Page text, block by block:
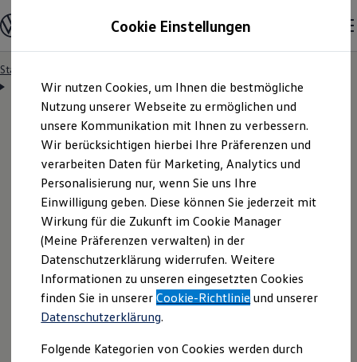
Hauptinhalt
springen
Footer
springen
Modelle & Konfigurator
Nutzfahrzeugkategorien entdecken
Modelle konfigurieren
Vorgängermodelle und Oldtimer
Vorgängermodelle
Oldtimer
Bulli Historie
Branchenlösungen & Gewerbekunden
Umbaulösungen und Hersteller finden
Auf- und Umbauten entdecken & konfigurieren
Groß- und Sonderkunden
Großkunden
Kommunen & Behörden
Journalisten
Sportvereine
Branchenlösungen
Bau & Handwerk
Gewerbliche Personenbeförderung
Service & mobile Werkstätten
Kurier, Logistik & Handel
Feuerwehr
Startseite
Servicetermin anfragen
Servicetermin bequem
online anfragen
Nutzen Sie unser Onlineformular, um schnell und
unkompliziert einen Servicetermin bei Ihrem
Volkswagen NutzfahrzeugePartner anzufragen.
Cookie Einstellungen
Wir nutzen Cookies, um Ihnen die bestmögliche
Nutzung unserer Webseite zu ermöglichen und
unsere Kommunikation mit Ihnen zu verbessern.
Wir berücksichtigen hierbei Ihre Präferenzen und
verarbeiten Daten für Marketing, Analytics und
Personalisierung nur, wenn Sie uns Ihre
Einwilligung geben. Diese können Sie jederzeit mit
Wirkung für die Zukunft im Cookie Manager
(Meine Präferenzen verwalten) in der
Datenschutzerklärung widerrufen. Weitere
Informationen zu unseren eingesetzten Cookies
finden Sie in unsererCookie-Richtlinie und unserer
Datenschutzerklärung.
Folgende Kategorien von Cookies werden durch